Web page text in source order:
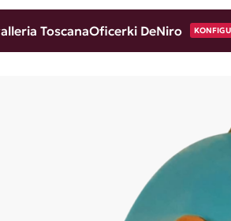
ToscanaOficerki DeNiro